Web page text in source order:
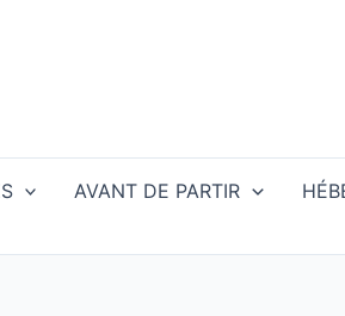
AVANT DE PARTIR